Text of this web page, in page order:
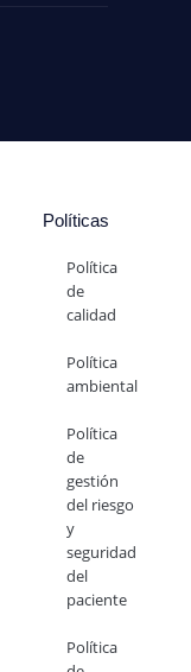
Políticas
Política
de
calidad
Política
ambiental
Política
de
gestión
del riesgo
y
seguridad
del
paciente
Política